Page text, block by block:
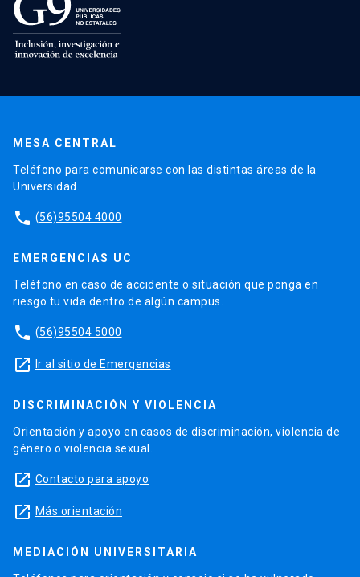
MESA CENTRAL
Teléfono para comunicarse con las distintas áreas de la
Universidad.
phone (56)95504 4000
EMERGENCIAS UC
Teléfono en caso de accidente o situación que ponga en
riesgo tu vida dentro de algún campus.
phone (56)95504 5000
launch Ir al sitio de Emergencias
DISCRIMINACIÓN Y VIOLENCIA
Orientación y apoyo en casos de discriminación, violencia de
género o violencia sexual.
launch Contacto para apoyo
launch Más orientación
MEDIACIÓN UNIVERSITARIA